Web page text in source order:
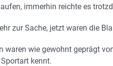
immerhin reichte es
zur Sache, jetzt waren die
waren wie gewohnt geprägt
kennt.